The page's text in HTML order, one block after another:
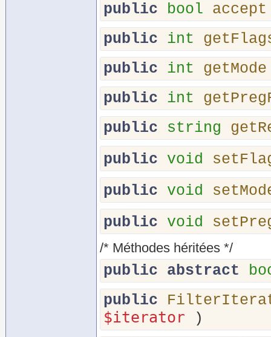
public bool accept
public
int
public
int getMode
public
int
public
string
public
void
public
void
public
void
/* Méthodes héritées */
public abstract
public
$iterator )